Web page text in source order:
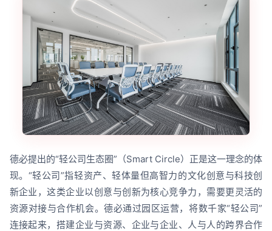
德必提出的“轻公司生态圈”（Smart Circle）正是这一理念的体
现。“轻公司”指轻资产、轻体量但高智力的文化创意与科技创
新企业，这类企业以创意与创新为核心竞争力，需要更灵活的
资源对接与合作机会。德必通过园区运营，将数千家“轻公司”
连接起来，搭建企业与资源、企业与企业、人与人的跨界合作